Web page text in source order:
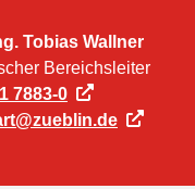
Tobias Wallner
Bereichsleiter
7883-0